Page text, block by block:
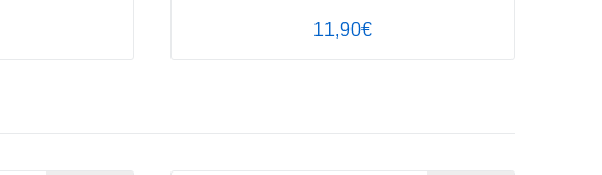
11,90€